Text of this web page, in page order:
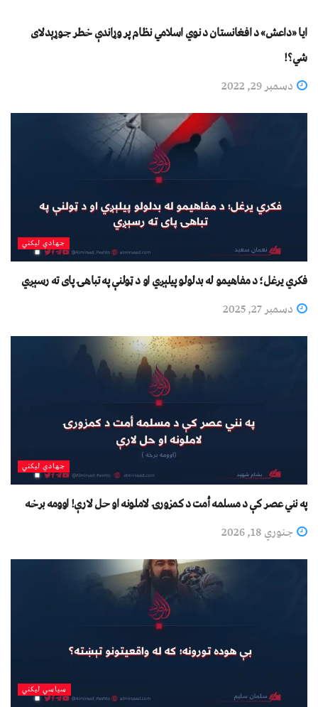
ايا «داعش» د افغانستان د نوي اسلامي نظام پر وړاندې خطر جوړېدلای
شي؟!
دسمبر 29, 2022
جهادي لیکني
فکري یرغل؛ د مفاهیمو له بدلولو پیلېږي او د ټولنې په تباهۍ پای ته رسېږي
دسمبر 27, 2025
جهادي لیکني
په نني عصر کې د مسلمه أمت د کمزورۍ لاملونه او حل لارې! اوومه برخه
جنوري 18, 2026
سیاسي لیکني